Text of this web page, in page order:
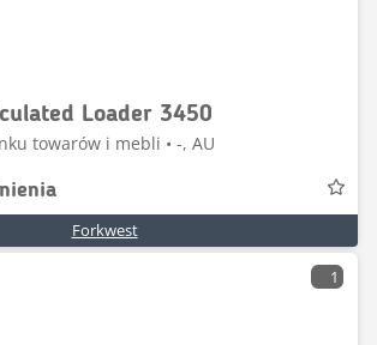
Loader 3450
towarów i mebli • -, AU
Forkwest
1